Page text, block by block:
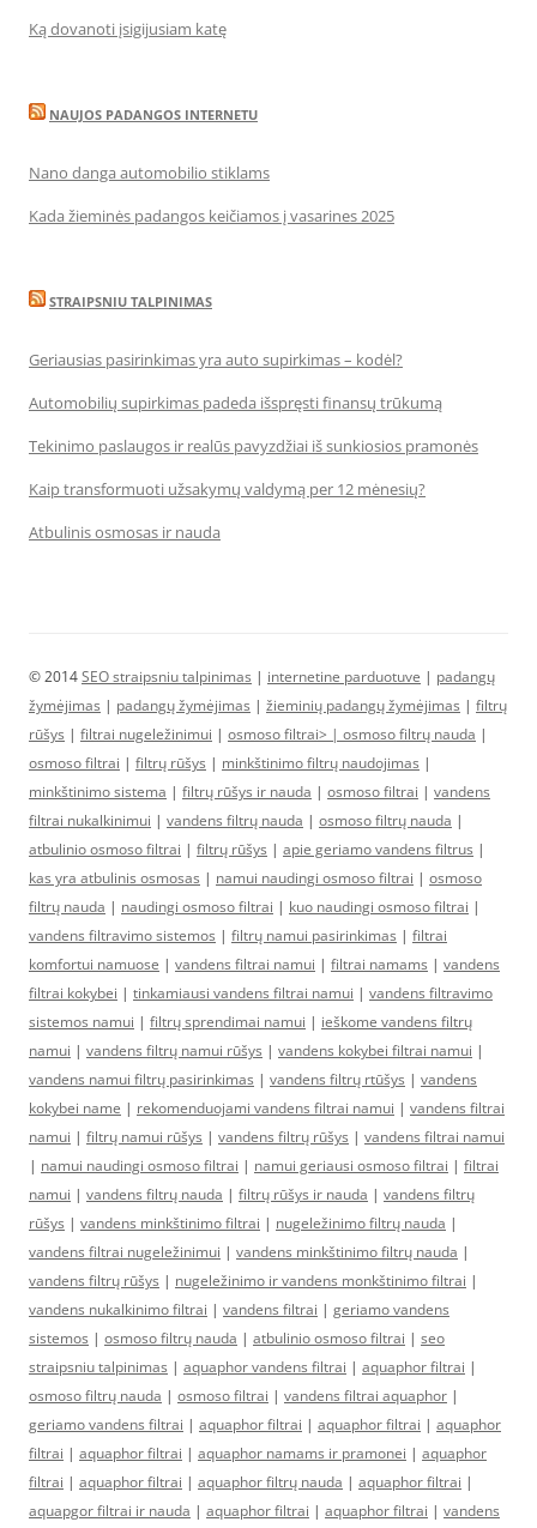
Ką dovanoti įsigijusiam katę
NAUJOS PADANGOS INTERNETU
Nano danga automobilio stiklams
Kada žieminės padangos keičiamos į vasarines 2025
STRAIPSNIU TALPINIMAS
Geriausias pasirinkimas yra auto supirkimas – kodėl?
Automobilių supirkimas padeda išspręsti finansų trūkumą
Tekinimo paslaugos ir realūs pavyzdžiai iš sunkiosios pramonės
Kaip transformuoti užsakymų valdymą per 12 mėnesių?
Atbulinis osmosas ir nauda
© 2014SEO straipsniu talpinimas | internetine parduotuve | padangų
žymėjimas | padangų žymėjimas | žieminių padangų žymėjimas | filtrų
rūšys | filtrai nugeležinimui | osmoso filtrai> | osmoso filtrų nauda |
osmoso filtrai | filtrų rūšys | minkštinimo filtrų naudojimas |
minkštinimo sistema | filtrų rūšys ir nauda | osmoso filtrai | vandens
filtrai nukalkinimui | vandens filtrų nauda | osmoso filtrų nauda |
atbulinio osmoso filtrai | filtrų rūšys | apie geriamo vandens filtrus |
kas yra atbulinis osmosas | namui naudingi osmoso filtrai | osmoso
filtrų nauda | naudingi osmoso filtrai | kuo naudingi osmoso filtrai |
vandens filtravimo sistemos | filtrų namui pasirinkimas | filtrai
komfortui namuose | vandens filtrai namui | filtrai namams | vandens
filtrai kokybei | tinkamiausi vandens filtrai namui | vandens filtravimo
sistemos namui | filtrų sprendimai namui | ieškome vandens filtrų
namui | vandens filtrų namui rūšys | vandens kokybei filtrai namui |
vandens namui filtrų pasirinkimas | vandens filtrų rtūšys | vandens
kokybei name | rekomenduojami vandens filtrai namui | vandens filtrai
namui | filtrų namui rūšys | vandens filtrų rūšys | vandens filtrai namui
| namui naudingi osmoso filtrai | namui geriausi osmoso filtrai | filtrai
namui | vandens filtrų nauda | filtrų rūšys ir nauda | vandens filtrų
rūšys | vandens minkštinimo filtrai | nugeležinimo filtrų nauda |
vandens filtrai nugeležinimui | vandens minkštinimo filtrų nauda |
vandens filtrų rūšys | nugeležinimo ir vandens monkštinimo filtrai |
vandens nukalkinimo filtrai | vandens filtrai | geriamo vandens
sistemos | osmoso filtrų nauda | atbulinio osmoso filtrai | seo
straipsniu talpinimas | aquaphor vandens filtrai | aquaphor filtrai |
osmoso filtrų nauda | osmoso filtrai | vandens filtrai aquaphor |
geriamo vandens filtrai | aquaphor filtrai | aquaphor filtrai | aquaphor
filtrai | aquaphor filtrai | aquaphor namams ir pramonei | aquaphor
filtrai | aquaphor filtrai | aquaphor filtrų nauda | aquaphor filtrai |
aquapgor filtrai ir nauda | aquaphor filtrai | aquaphor filtrai | vandens